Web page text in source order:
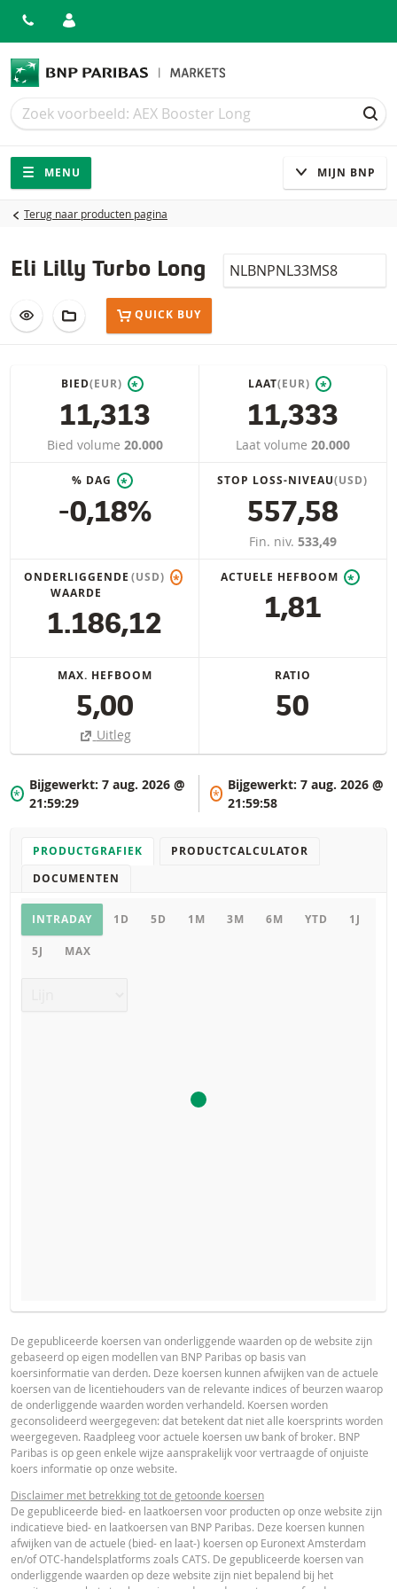
Zoek
Zoek
Navigatie
Site navigatie
MENU MIJN BNP
Terug naar producten pagina
Eli Lilly Turbo Long Isin
VOEG TOE AAN WATCHLIST
AAN PORTFOLIO TOEVOEGEN
QUICK BUY
BIED(EUR) *
11,313
Bied volume 20.000
LAAT(EUR) *
11,333
Laat volume 20.000
% DAG *
-0,18%
STOP LOSS-NIVEAU(USD)
557,58
Fin. niv. 533,49
ONDERLIGGENDE
WAARDE
(USD) *
1.186,12
ACTUELE HEFBOOM *
1,81
MAX. HEFBOOM
5,00
Uitleg
RATIO
50
*
Bijgewerkt: 7 aug. 2026 @
21:59:29
*
Bijgewerkt:7 aug. 2026 @
21:59:58
PRODUCTGRAFIEK
PRODUCTCALCULATOR
DOCUMENTEN
Productgrafiek
INTRADAY 1D 5D 1M 3M 6M YTD 1J
5J MAX
VERWACHTE KOERS VAN DE ONDERLIGGENDE WAARDE
AANTAL PRODUCTEN
PERIODE
ACTUELE BEREKENDE
PROSPECTUS
Nederlands (Nederland) PDF
FINAL TERMS
Nederlands (Nederland)
DEFINITIEVE VOORWAARDEN SAMENVATTING
PRODUCT PROJECTIONS
Some helper text for the product price projections, financial
advised
UNDERLYING PRICE PRICE PROJECTION
De gepubliceerde koersen van onderliggende waarden op de website zijn
gebaseerd op eigen modellen van BNP Paribas op basis van
koersinformatie van derden. Deze koersen kunnen afwijken van de actuele
koersen van de licentiehouders van de relevante indices of beurzen waarop
de onderliggende waarden worden verhandeld. Koersen worden
geconsolideerd weergegeven: dat betekent dat niet alle koersprints worden
weergegeven. Raadpleeg voor actuele koersen uw bank of broker. BNP
Paribas is op geen enkele wijze aansprakelijk voor vertraagde of onjuiste
koers informatie op onze website.
Disclaimer met betrekking tot de getoonde koersen
De gepubliceerde bied- en laatkoersen voor producten op onze website zijn
indicatieve bied- en laatkoersen van BNP Paribas. Deze koersen kunnen
afwijken van de actuele (bied- en laat-) koersen op Euronext Amsterdam
en/of OTC-handelsplatforms zoals CATS. De gepubliceerde koersen van
onderliggende waarden op deze website zijn niet bepalend bij het